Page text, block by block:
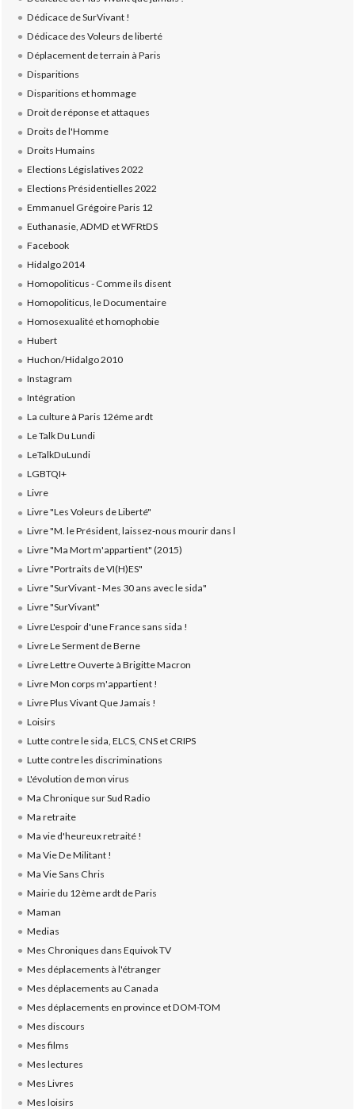
Dédicace de SurVivant !
Dédicace des Voleurs de liberté
Déplacement de terrain à Paris
Disparitions
Disparitions et hommage
Droit de réponse et attaques
Droits de l'Homme
Droits Humains
Elections Législatives 2022
Elections Présidentielles 2022
Emmanuel Grégoire Paris 12
Euthanasie, ADMD et WFRtDS
Facebook
Hidalgo 2014
Homopoliticus - Comme ils disent
Homopoliticus, le Documentaire
Homosexualité et homophobie
Hubert
Huchon/Hidalgo 2010
Instagram
Intégration
La culture à Paris 12éme ardt
Le Talk Du Lundi
LeTalkDuLundi
LGBTQI+
Livre
Livre "Les Voleurs de Liberté"
Livre "M. le Président, laissez-nous mourir dans l
Livre "Ma Mort m'appartient" (2015)
Livre "Portraits de VI(H)ES"
Livre "SurVivant - Mes 30 ans avec le sida"
Livre "SurVivant"
Livre L'espoir d'une France sans sida !
Livre Le Serment de Berne
Livre Lettre Ouverte à Brigitte Macron
Livre Mon corps m'appartient !
Livre Plus Vivant Que Jamais !
Loisirs
Lutte contre le sida, ELCS, CNS et CRIPS
Lutte contre les discriminations
L'évolution de mon virus
Ma Chronique sur Sud Radio
Ma retraite
Ma vie d'heureux retraité !
Ma Vie De Militant !
Ma Vie Sans Chris
Mairie du 12ème ardt de Paris
Maman
Medias
Mes Chroniques dans Equivok TV
Mes déplacements à l'étranger
Mes déplacements au Canada
Mes déplacements en province et DOM-TOM
Mes discours
Mes films
Mes lectures
Mes Livres
Mes loisirs